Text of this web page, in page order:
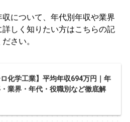
について、年代別年収や業界
しく知りたい方はこちらの記
さい。
ロ化学工業】平均年収694万円｜年
業界・年代・役職別など徹底解